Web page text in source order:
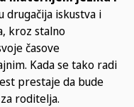
drugačija iskustva i
kroz stalno
časove
Kada se tako radi
prestaje da bude
roditelja.